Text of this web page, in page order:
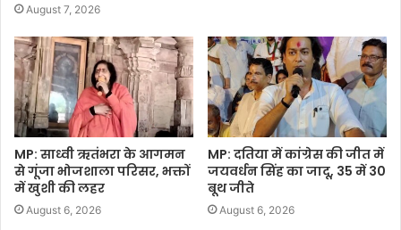
August 7, 2026
MP: साध्वी ऋतंभरा के आगमन
से गूंजा भोजशाला परिसर, भक्तों
में खुशी की लहर
August 6, 2026
MP: दतिया में कांग्रेस की जीत में
जयवर्धन सिंह का जादू, 35 में 30
बूथ जीते
August 6, 2026